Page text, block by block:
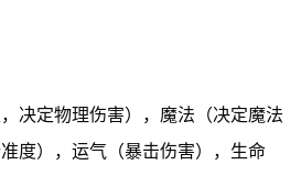
决定物理伤害），魔法（决定魔法
度），运气（暴击伤害），生命